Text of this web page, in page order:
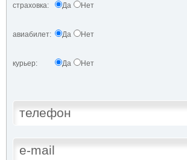
страховка: Да Нет
авиабилет: Да Нет
курьер: Да Нет